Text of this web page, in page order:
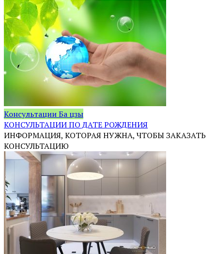
Консультации Ба цзы
КОНСУЛЬТАЦИИ ПО ДАТЕ РОЖДЕНИЯ
ИНФОРМАЦИЯ, КОТОРАЯ НУЖНА, ЧТОБЫ ЗАКАЗАТЬ
КОНСУЛЬТАЦИЮ